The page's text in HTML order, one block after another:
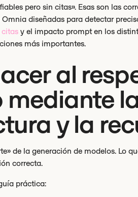
pero sin citas». Esas son las
diseñadas para detectar
y el impacto prompt en los
más importantes.
al
mediante
y la
de la generación de modelos. Lo
correcta.
práctica: